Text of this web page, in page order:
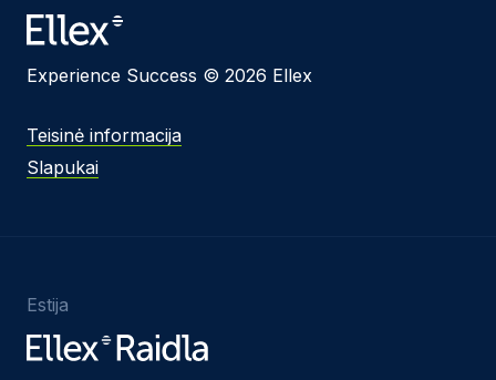
Experience Success © 2026 Ellex
Teisinė informacija
Slapukai
Estija